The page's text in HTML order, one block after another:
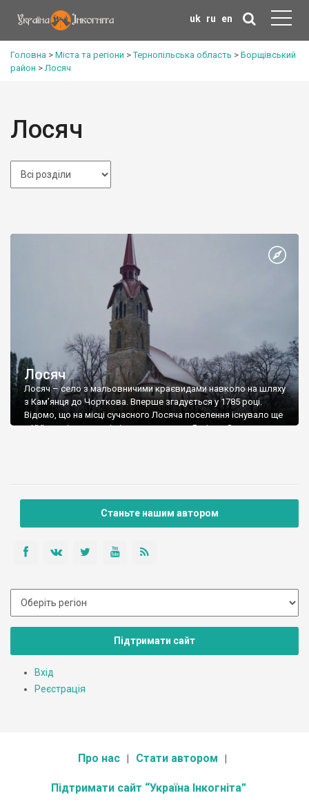
uk ru en
Головна > Міста та регіони >Тернопільська область > Борщівський
район >Лосяч
Лосяч
Лосяч
Лосяч – село з мальовничими краєвидами навколо на шляху
з Кам’янця до Чорткова. Вперше згадується у 1785 році.
Відомо, що на місці сучасного Лосяча поселення існувало ще
з XVI століття, але під іншою назвою – Рогізна. Залишки
Станьте нашим автором
Підтримати сайт
Вхід
Реєстрація
Про нас Стати автором
Підтримати сайт “Україна Інкогніта”